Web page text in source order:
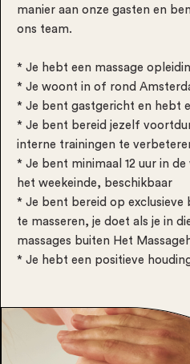
manier aan onze gasten en
ons team.
* Je hebt een massage
* Je woont in of rond
* Je bent gastgericht en hebt
* Je bent bereid jezelf
interne trainingen te
* Je bent minimaal 12 uur in
het weekeinde, beschikbaar
* Je bent bereid op exclusieve
te masseren, je doet als je in
massages buiten Het
* Je hebt een positieve